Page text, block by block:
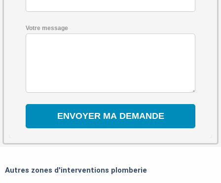
Votre message
Autres zones d'interventions plomberie